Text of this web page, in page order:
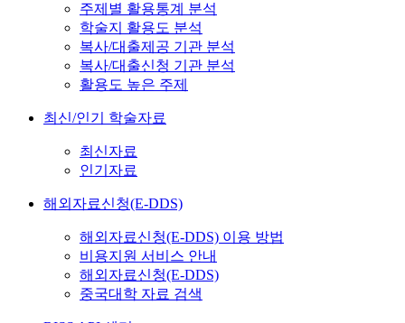
주제별 활용통계 분석
학술지 활용도 분석
복사/대출제공 기관 분석
복사/대출신청 기관 분석
활용도 높은 주제
최신/인기 학술자료
최신자료
인기자료
해외자료신청(E-DDS)
해외자료신청(E-DDS) 이용 방법
비용지원 서비스 안내
해외자료신청(E-DDS)
중국대학 자료 검색